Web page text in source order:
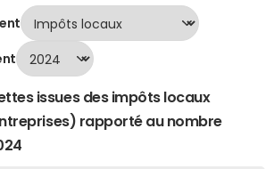
issues des impôts locaux
rapporté au nombre